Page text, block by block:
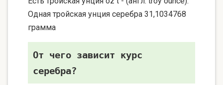
Одная тройская унция серебра 31,1034768
грамма
От чего зависит курс
серебра?